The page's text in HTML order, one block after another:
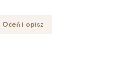
Oceń i opisz